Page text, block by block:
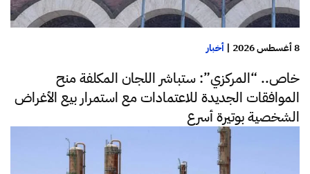
8 أغسطس 2026 | أخبار
خاص.. “المركزي”: ستباشر اللجان المكلفة منح
الموافقات الجديدة للاعتمادات مع استمرار بيع الأغراض
الشخصية بوتيرة أسرع